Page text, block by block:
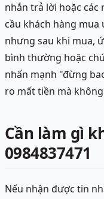
nhắn trả lời hoặc các
cầu khách hàng
nhưng sau khi mua,
bình thường hoặc
nhấn mạnh "đừng
ro mất tiền mà
Cần làm gì
0984837471
Nếu nhận được tin